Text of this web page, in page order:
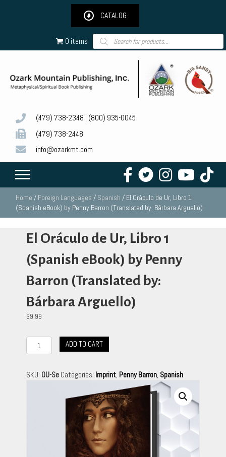
CATALOG
0 items Products
search
(479) 738-2348 (800) 935-0045
(479) 738-2448
info@ozarkmt.com
Home / Foreign Languages / Spanish / El Oráculo de Ur, Libro 1
(Spanish eBook) by Penny Barron (Translated by: Bárbara Arguello)
El Oráculo de Ur, Libro 1
(Spanish eBook) by Penny
Barron (Translated by:
Bárbara Arguello)
$9.99
Oráculo
Ur,
ADD TO CART
SKU: OU-Se Categories: Imprint, Penny Barron, Spanish